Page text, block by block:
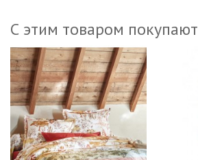
С этим товаром покупают